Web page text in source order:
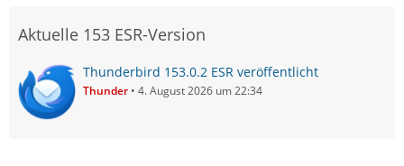
Aktuelle 153 ESR-Version
Thunderbird 153.0.2 ESR veröffentlicht
Thunder 4. August 2026 um 22:34